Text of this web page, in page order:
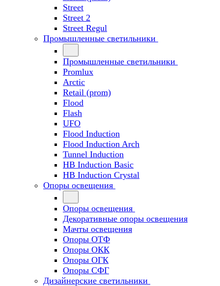
Street
Street 2
Street Regul
Промышленные светильники
Промышленные светильники
Promlux
Arctic
Retail (prom)
Flood
Flash
UFO
Flood Induction
Flood Induction Arch
Tunnel Induction
HB Induction Basic
HB Induction Crystal
Опоры освещения
Опоры освещения
Декоративные опоры освещения
Мачты освещения
Опоры ОТФ
Опоры ОКК
Опоры ОГК
Опоры СФГ
Дизайнерские светильники